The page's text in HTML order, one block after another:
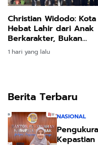
Christian Widodo: Kota
Hebat Lahir dari Anak
Berkarakter, Bukan
Sekadar Gedung Megah
1 hari yang lalu
Berita Terbaru
NASIONAL
Kepastian